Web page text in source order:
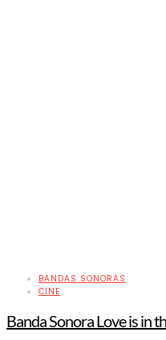
BANDAS SONORAS
CINE
Banda Sonora Love is in